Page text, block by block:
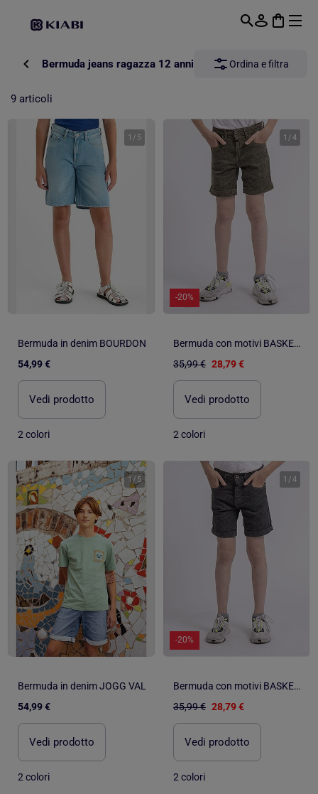
Bermuda jeans ragazza 12 anni Ordina e filtra
9 articoli
1 / 5
Bermuda in denim BOURDON
54,99 €
Vedi prodotto
2 colori
1 /4
-20%
Bermuda con motivi BASKEL-J
35,99 € 28,79 €
Vedi prodotto
2 colori
1/ 5
Bermuda in denim JOGG VAL
54,99 €
Vedi prodotto
2 colori
1 /4
-20%
Bermuda con motivi BASKEL-J
35,99 € 28,79 €
Vedi prodotto
2 colori